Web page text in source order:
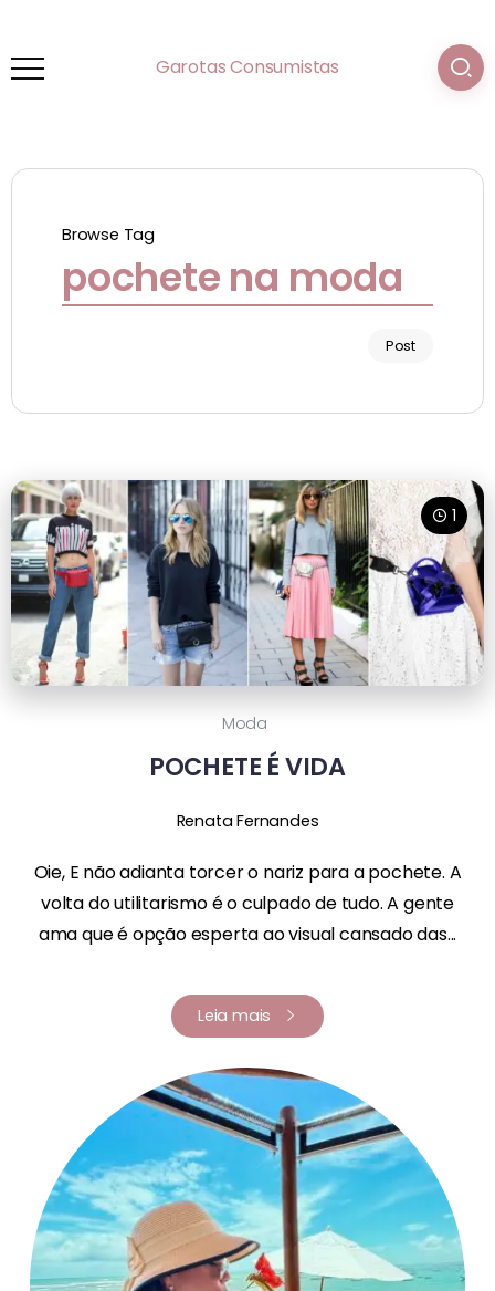
Garotas Consumistas
Browse Tag
pochete na moda
Post
1
Moda
POCHETE É VIDA
Renata Fernandes
Oie, E não adianta torcer o nariz para a pochete. A
volta do utilitarismo é o culpado de tudo. A gente
ama que é opção esperta ao visual cansado das...
Leia mais
Renata Fernandes